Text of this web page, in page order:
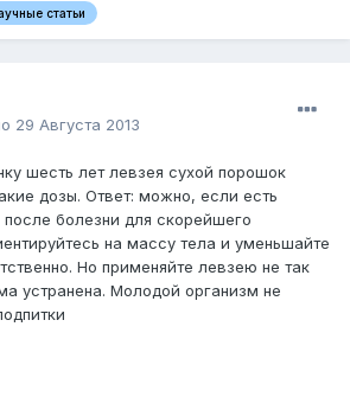
статьи
29 Августа 2013
шесть лет левзея сухой порошок
дозы. Ответ: можно, если есть
болезни для скорейшего
на массу тела и уменьшайте
Но применяйте левзею не так
устранена. Молодой организм не